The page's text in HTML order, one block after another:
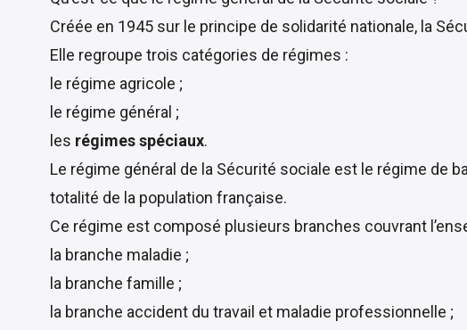
Créée en 1945 sur le principe de solidarité nationale, la
Elle regroupe trois catégories de régimes :
le régime agricole ;
le régime général ;
les régimes spéciaux.
Le régime général de la Sécurité sociale est le régime de
totalité de la population française.
Ce régime est composé plusieurs branches couvrant
la branche maladie ;
la branche famille ;
la branche accident du travail et maladie professionnelle ;